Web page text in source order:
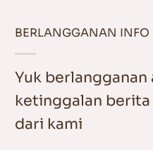
BERLANGGANAN INFO
Yuk
ketinggalan
dari kami